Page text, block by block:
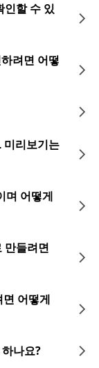
인할 수 있
려면 어떻
미리보기는
며 어떻게
만들려면
어떻게
나요?